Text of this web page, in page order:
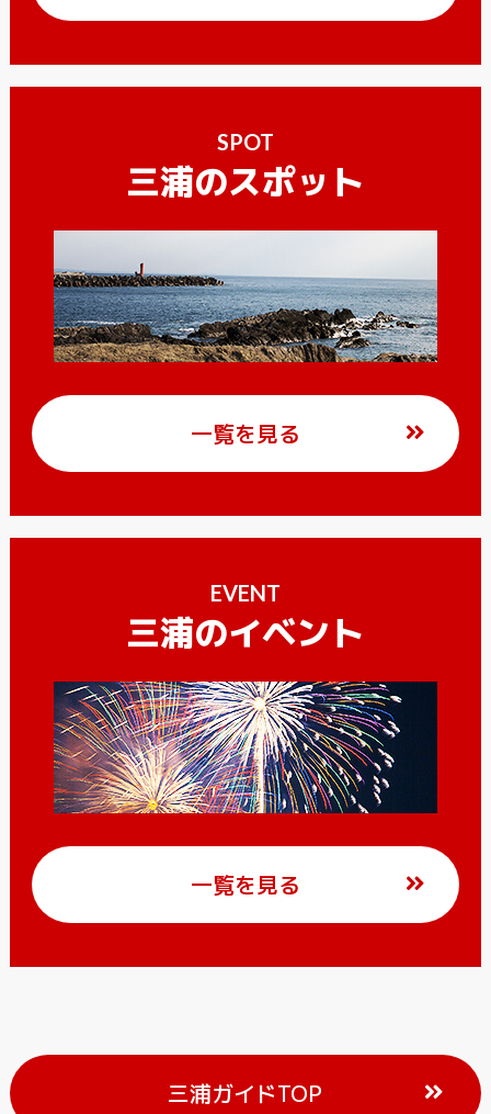
SPOT
三浦のスポット
一覧を見る
EVENT
三浦のイベント
一覧を見る
三浦ガイドTOP